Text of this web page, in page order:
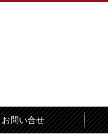
お問い合せ